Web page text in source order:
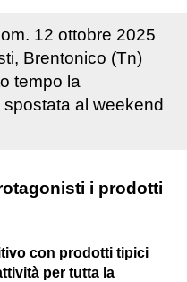
. 12 ottobre 2025
Brentonico (Tn)
tempo la
al weekend
i prodotti
con prodotti tipici
per tutta la